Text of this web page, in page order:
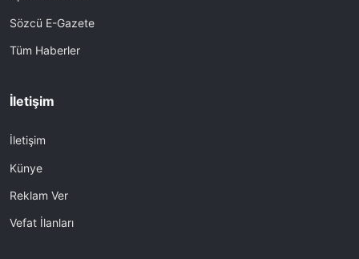
Sözcü E-Gazete
Tüm Haberler
İletişim
İletişim
Künye
Reklam Ver
Vefat İlanları